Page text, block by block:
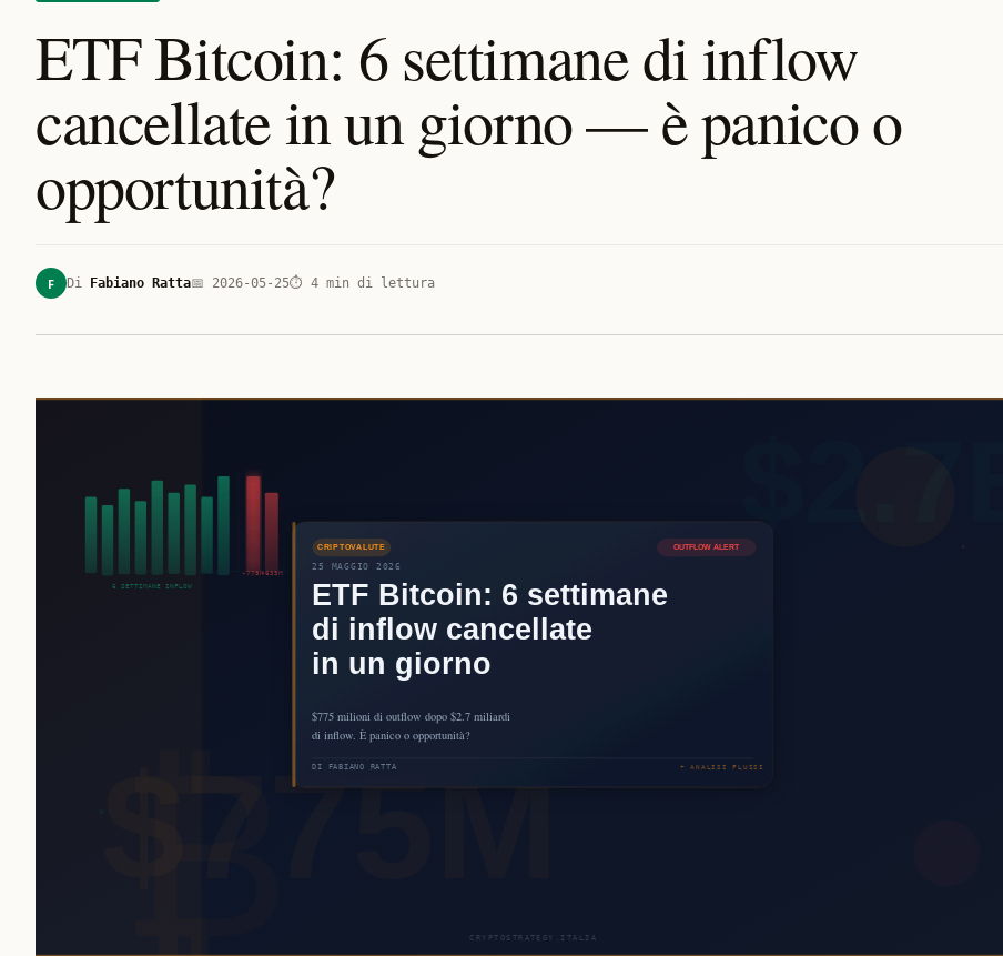
ETF Bitcoin: 6 settimane di inflow
cancellate in un giorno — è panico o
opportunità?
F Di Fabiano Ratta📅 2026-05-25⏱ 4 min di lettura